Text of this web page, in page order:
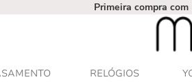
Primeira compra
RELÓGIOS